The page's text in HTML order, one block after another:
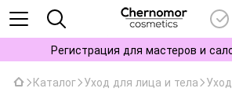
Регистрация для мастеров и
Каталог Уход для лица и тела